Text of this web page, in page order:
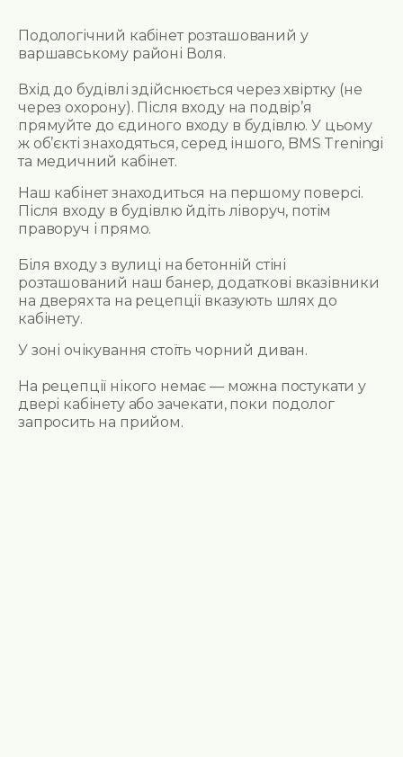
Подологічний кабінет розташований у
варшавському районі Воля.
Вхід до будівлі здійснюється через хвіртку (не
через охорону). Після входу на подвір’я
прямуйте до єдиного входу в будівлю. У цьому
ж об’єкті знаходяться, серед іншого, BMS Treningi
та медичний кабінет.
Наш кабінет знаходиться на першому поверсі.
Після входу в будівлю йдіть ліворуч, потім
праворуч і прямо.
Біля входу з вулиці на бетонній стіні
розташований наш банер, додаткові вказівники
на дверях та на рецепції вказують шлях до
кабінету.
У зоні очікування стоїть чорний диван.
На рецепції нікого немає — можна постукати у
двері кабінету або зачекати, поки подолог
запросить на прийом.